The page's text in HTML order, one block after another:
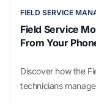
FIELD SERVICE
Field Service
From Your
Discover how the
technicians